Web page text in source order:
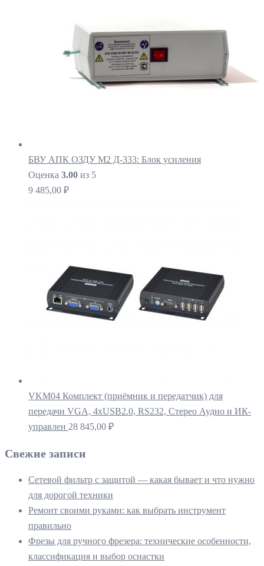
БВУ АПК ОЗДУ М2 Д-333: Блок усиления
Оценка 3.00 из 5
9 485,00 ₽
VKM04 Комплект (приёмник и передатчик) для
передачи VGA, 4xUSB2.0, RS232, Стерео Аудио и ИК-
управлен 28 845,00 ₽
Свежие записи
Сетевой фильтр с защитой — какая бывает и что нужно
для дорогой техники
Ремонт своими руками: как выбрать инструмент
правильно
Фрезы для ручного фрезера: технические особенности,
классификация и выбор оснастки